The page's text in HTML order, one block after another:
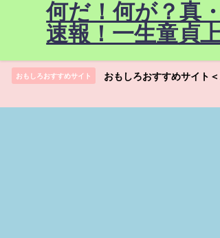
何だ！何が？
速報！一生童貞
おもしろおすすめサイト
おもしろおすすめサイト